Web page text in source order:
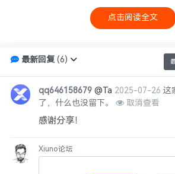
4、本帖图片及内容纯属发布用户个人意见，与
4，本帖如为原创资源/教程分享帖，则本站与
6，本站管理有权在不经发布者同意的情况下
7，如无特别说明，任何个人或者组织不得转载
或团体不得将本站资源用于非法用途！
点击阅读全文
最新回复(6)
qq646158679 @Ta 2025-07-26 这
了，什么也没留下。
取消查看
感谢分享！
Xiuno论坛